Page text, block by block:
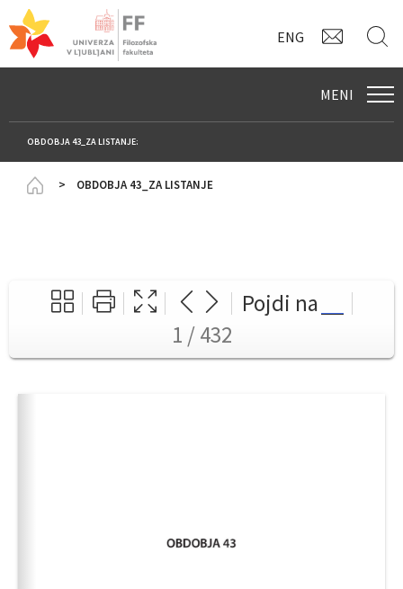
ENG
MENI
OBDOBJA 43_ZA LISTANJE:
HomepageOBDOBJA 43_ZA LISTANJE
Pojdi na
1 / 432